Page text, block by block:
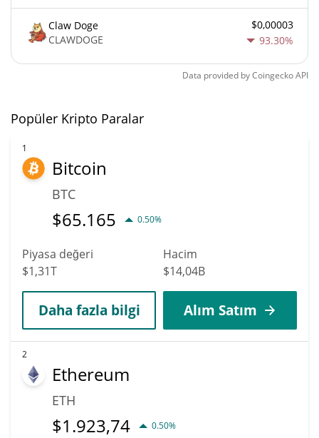
Claw Doge
CLAWDOGE
$0,00003
93.30%
Data provided byCoingeckoAPI
Popüler Kripto Paralar
1
Bitcoin
BTC
$65.165 0.50%
Piyasa değeri
$1,31T
Hacim
$14,04B
Daha fazla bilgi Alım Satım
2
Ethereum
ETH
$1.923,74 0.50%